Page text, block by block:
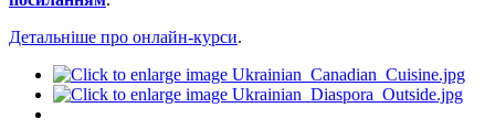
Детальніше про онлайн-курси.